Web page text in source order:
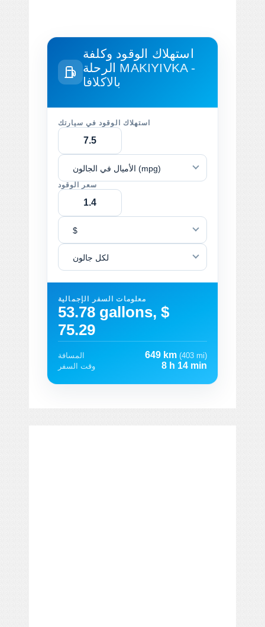
استهلاك الوقود وكلفة
MAKIYIVKA -
بالاكلافا
استهلاك الوقود في سيارتك
الأميال في الجالون (mpg)
سعر الوقود
$
لكل جالون
معلومات السفر الإجمالية
53.78 gallons, $
75.29
المسافة 649 km (403 mi)
وقت السفر
8 h 14 min